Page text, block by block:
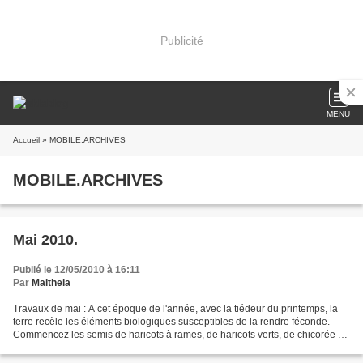
Publicité
MENU
Accueil » MOBILE.ARCHIVES
MOBILE.ARCHIVES
Mai 2010.
Publié le 12/05/2010 à 16:11
Par Maltheia
Travaux de mai : A cet époque de l'année, avec la tiédeur du printemps, la
terre recèle les éléments biologiques susceptibles de la rendre féconde.
Commencez les semis de haricots à rames, de haricots verts, de chicorée de